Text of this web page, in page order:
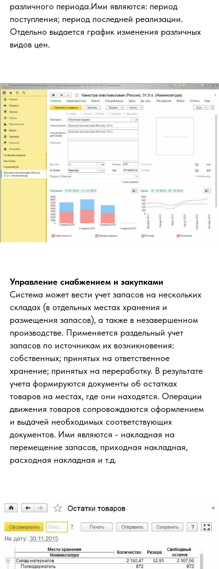
различного периода.Ими являются: период
поступления; период последней реализации.
Отдельно выдается график изменения различных
видов цен.
Управление снабжением и закупками
Система может вести учет запасов на нескольких
складах (в отдельных местах хранения и
размещения запасов), а также в незавершенном
производстве. Применяется раздельный учет
запасов по источникам их возникновения:
собственных; принятых на ответственное
хранение; принятых на переработку. В результате
учета формируются документы об остатках
товаров на местах, где они находятся. Операции
движения товаров сопровождаются оформлением
и выдачей необходимых соответствующих
документов. Ими являются - накладная на
перемещение запасов, приходная накладная,
расходная накладная и т.д.